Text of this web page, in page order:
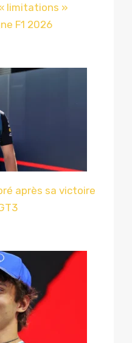
limitations »
F1 2026
après sa victoire